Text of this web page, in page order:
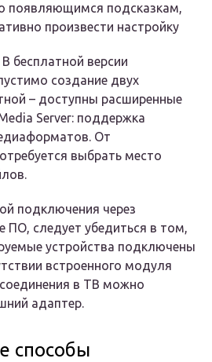
появляющимся подсказкам,
произвести настройку
бесплатной версии
создание двух
– доступны расширенные
Server: поддержка
От
выбрать место
подключения через
ПО, следует убедиться в том,
устройства подключены
встроенного модуля
в ТВ можно
адаптер.
способы